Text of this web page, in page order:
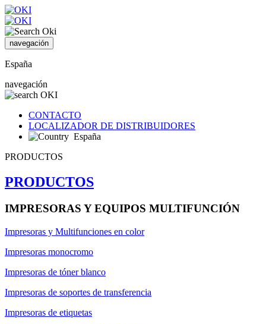
navegación
España
navegación
CONTACTO
LOCALIZADOR DE DISTRIBUIDORES
España
PRODUCTOS
PRODUCTOS
IMPRESORAS Y EQUIPOS MULTIFUNCIÓN
Impresoras y Multifunciones en color
Impresoras monocromo
Impresoras de tóner blanco
Impresoras de soportes de transferencia
Impresoras de etiquetas